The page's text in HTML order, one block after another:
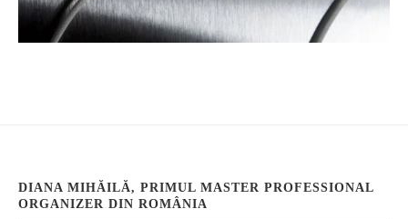
DIANA MIHĂILĂ, PRIMUL MASTER PROFESSIONAL
ORGANIZER DIN ROMÂNIA